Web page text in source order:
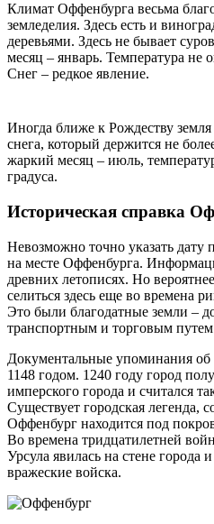
Климат Оффенбурга весьма
земледелия. Здесь есть и
деревьями. Здесь не бывает
месяц – январь. Температура не
Снег – редкое явление.
Иногда ближе к Рождеству
снега, который держится не
жаркий месяц – июль,
градуса.
Историческая справка
Невозможно точно указать дату
на месте Оффенбурга.
древних летописях. Но
селиться здесь еще во времена
Это были благодатные земли –
транспортным и торговым
Документальные упоминания
1148 годом. 1240 году город
имперского города и считался
Существует городская легенда,
Оффенбург находится под
Во времена тридцатилетней
Урсула явилась на стене города
вражеские войска.